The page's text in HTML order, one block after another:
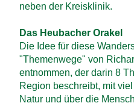
neben der Kreisklinik.
Das Heubacher Orakel
Die Idee für diese
"Themenwege" von
entnommen, der darin 8
Region beschreibt, mit
Natur und über die